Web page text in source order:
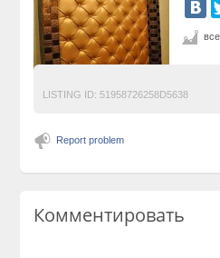
LISTING ID: 51958726258D5638
Report problem
Комментировать